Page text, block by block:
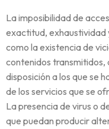
La imposibilidad de
exactitud, exhaustividad
como la existencia de
contenidos transmitidos,
disposición a los que se
de los servicios que se
La presencia de virus o
que puedan producir